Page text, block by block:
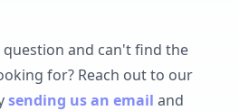
question and can't find the
for? Reach out to our
sending us an email and